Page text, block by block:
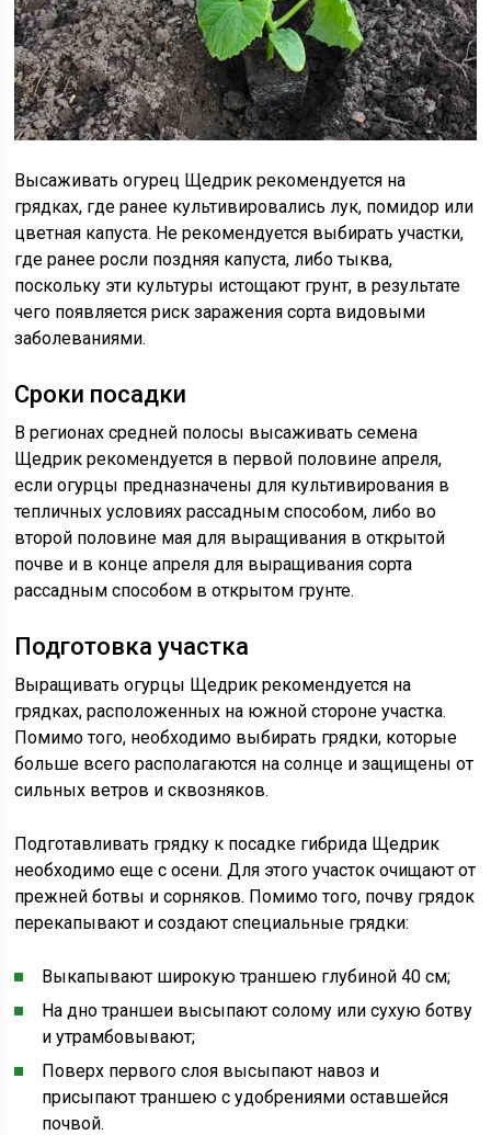
Высаживать огурец Щедрик рекомендуется на
грядках, где ранее культивировались лук, помидор или
цветная капуста. Не рекомендуется выбирать участки,
где ранее росли поздняя капуста, либо тыква,
поскольку эти культуры истощают грунт, в результате
чего появляется риск заражения сорта видовыми
заболеваниями.
Сроки посадки
В регионах средней полосы высаживать семена
Щедрик рекомендуется в первой половине апреля,
если огурцы предназначены для культивирования в
тепличных условиях рассадным способом, либо во
второй половине мая для выращивания в открытой
почве и в конце апреля для выращивания сорта
рассадным способом в открытом грунте.
Подготовка участка
Выращивать огурцы Щедрик рекомендуется на
грядках, расположенных на южной стороне участка.
Помимо того, необходимо выбирать грядки, которые
больше всего располагаются на солнце и защищены от
сильных ветров и сквозняков.
Подготавливать грядку к посадке гибрида Щедрик
необходимо еще с осени. Для этого участок очищают от
прежней ботвы и сорняков. Помимо того, почву грядок
перекапывают и создают специальные грядки:
Выкапывают широкую траншею глубиной 40 см;
На дно траншеи высыпают солому или сухую ботву
и утрамбовывают;
Поверх первого слоя высыпают навоз и
присыпают траншею с удобрениями оставшейся
почвой.